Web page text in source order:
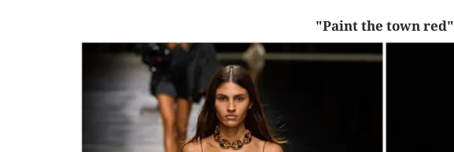
"Paint the town red"